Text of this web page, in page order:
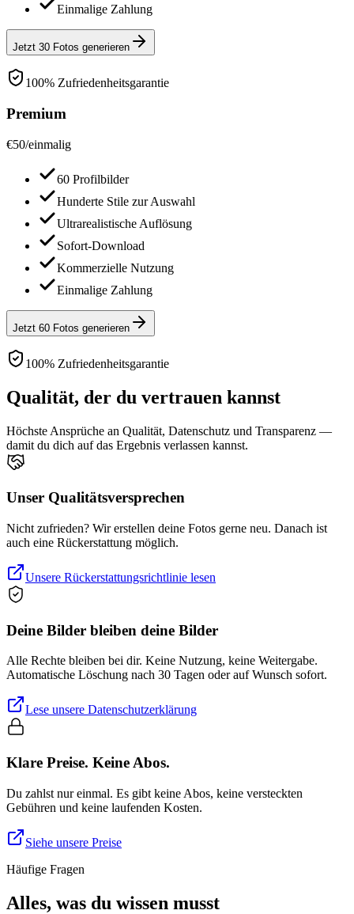
Einmalige Zahlung
Jetzt 30 Fotos generieren
100% Zufriedenheitsgarantie
Premium
€50/einmalig
60 Profilbilder
Hunderte Stile zur Auswahl
Ultrarealistische Auflösung
Sofort-Download
Kommerzielle Nutzung
Einmalige Zahlung
Jetzt 60 Fotos generieren
100% Zufriedenheitsgarantie
Qualität, der du vertrauen kannst
Höchste Ansprüche an Qualität, Datenschutz und Transparenz —
damit du dich auf das Ergebnis verlassen kannst.
Unser Qualitätsversprechen
Nicht zufrieden? Wir erstellen deine Fotos gerne neu. Danach ist
auch eine Rückerstattung möglich.
Unsere Rückerstattungsrichtlinie lesen
Deine Bilder bleiben deine Bilder
Alle Rechte bleiben bei dir. Keine Nutzung, keine Weitergabe.
Automatische Löschung nach 30 Tagen oder auf Wunsch sofort.
Lese unsere Datenschutzerklärung
Klare Preise. Keine Abos.
Du zahlst nur einmal. Es gibt keine Abos, keine versteckten
Gebühren und keine laufenden Kosten.
Siehe unsere Preise
Häufige Fragen
Alles, was du wissen musst